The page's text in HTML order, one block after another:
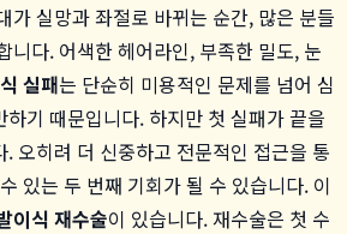
가 실망과 좌절로 바뀌는 순간, 많은 분들
니다. 어색한 헤어라인, 부족한 밀도, 눈
실패는 단순히 미용적인 문제를 넘어 심
기 때문입니다. 하지만 첫 실패가 끝을
오히려 더 신중하고 전문적인 접근을 통
있는 두 번째 기회가 될 수 있습니다. 이
이식 재수술이 있습니다. 재수술은 첫 수